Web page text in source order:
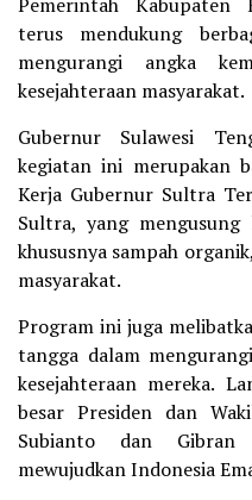
terus mendukung
mengurangi angka
kesejahteraan masyarakat.
Gubernur Sulawesi
kegiatan ini merupakan
Kerja Gubernur Sultra
Sultra, yang mengusung
khususnya sampah
masyarakat.
Program ini juga
tangga dalam
kesejahteraan mereka.
besar Presiden dan
Subianto dan Gibran
mewujudkan Indonesia